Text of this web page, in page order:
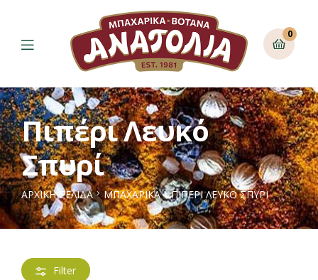
0
Πιπέρι Λευκό
Σπυρί
ΑΡΧΙΚΉ ΣΕΛΊΔΑ ΜΠΑΧΑΡΙΚΑ ΠΙΠΈΡΙ ΛΕΥΚΌ ΣΠΥΡΊ
Filter